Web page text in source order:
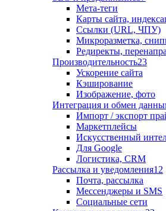
Мета-теги
Карты сайта,
Ссылки (URL, ЧПУ)
Микроразметка,
Редиректы,
Производительность23
Ускорение сайта
Кэширование
Изображение, фото
Интеграция и обмен
Импорт / экспорт
Маркетплейсы
Искусственный
Для Google
Логистика, CRM
Рассылка и уведомления12
Почта, рассылка
Мессенджеры и SMS
Социальные сети